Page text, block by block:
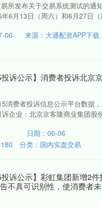
所发布关于交易系统测试的通
6月13日（周六）和6月27日
06 来源：大通配资APP下载
诉公示】消费者投诉北京
消费者投诉信息公示平台数据
企业：北京京客隆商业集团股
日期：06-06
180 分类： 国内实盘交易
诉公示】彩虹集团新增2件
不具可识别性，使消费者